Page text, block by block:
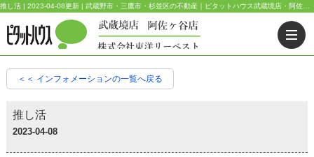
＜＜ インフォメーションの一覧へ戻る
推し活
2023-04-08